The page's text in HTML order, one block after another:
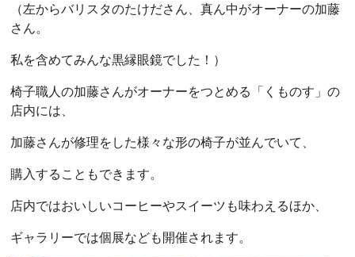
（左からバリスタのたけださん、真ん中がオーナーの加藤
さん。
私を含めてみんな黒縁眼鏡でした！）
椅子職人の加藤さんがオーナーをつとめる「くものす」の
店内には、
加藤さんが修理をした様々な形の椅子が並んでいて、
購入することもできます。
店内ではおいしいコーヒーやスイーツも味わえるほか、
ギャラリーでは個展なども開催されます。